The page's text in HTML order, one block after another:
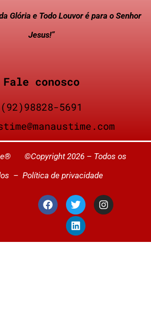
Glória e Todo Louvor é para o Senhor
Jesus!”
Fale conosco
(92)98828-5691
©Copyright 2026 – Todos os
– Política de privacidade